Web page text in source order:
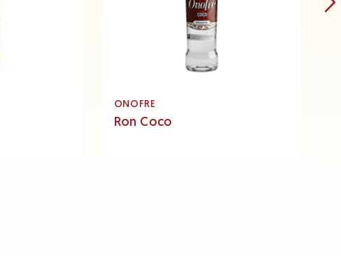
ONOFRE
Ron Coco